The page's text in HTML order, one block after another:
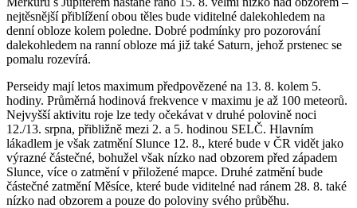
nejtěsnější přiblížení obou těles bude viditelné dalekohledem na
denní obloze kolem poledne. Dobré podmínky pro pozorování
dalekohledem na ranní obloze má již také Saturn, jehož prstenec se
pomalu rozevírá.
Perseidy mají letos maximum předpovězené na 13. 8. kolem 5.
hodiny. Průměrná hodinová frekvence v maximu je až 100 meteorů.
Nejvyšší aktivitu roje lze tedy očekávat v druhé polovině noci
12./13. srpna, přibližně mezi 2. a 5. hodinou SELČ. Hlavním
lákadlem je však zatmění Slunce 12. 8., které bude v ČR vidět jako
výrazné částečné, bohužel však nízko nad obzorem před západem
Slunce, více o zatmění v přiložené mapce. Druhé zatmění bude
částečné zatmění Měsíce, které bude viditelné nad ránem 28. 8. také
nízko nad obzorem a pouze do poloviny svého průběhu.